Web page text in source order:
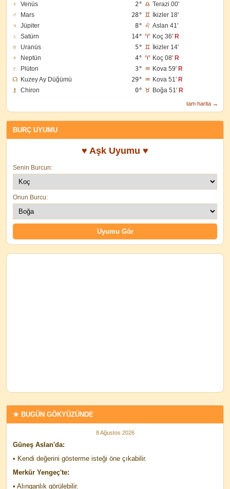
★ BUGÜN GÖKYÜZÜNDE
8 Ağustos 2026
Güneş Aslan'da:
• Kendi değerini gösterme isteği öne çıkabilir.
Merkür Yengeç'te:
• Alınganlık görülebilir.
♀
Venüs 2° ♎ Terazi 00'
♂
Mars 28° ♊
İkizler 18'
♃
Jüpiter 8° ♌ Aslan 41'
♄
Satürn 14° ♈ Koç 36' R
♅
Uranüs 5° ♊
İkizler 14'
♆
Neptün 4° ♈ Koç 08' R
♇
Plüton 3° ♒ Kova 59' R
☊ Kuzey Ay Düğümü 29° ♒ Kova 51' R
⚷
Chiron 0° ♉ Boğa 51' R
tam harita →
BURÇ UYUMU
♥ Aşk Uyumu ♥
Senin Burcun:
Onun Burcu: